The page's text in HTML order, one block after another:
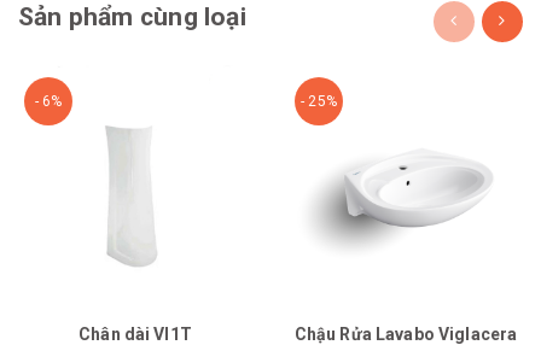
Sản phẩm cùng loại
- 6%
Chân dài VI1T
- 25%
Chậu Rửa Lavabo Viglacera